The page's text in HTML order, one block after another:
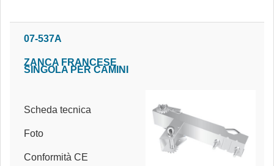
07-537A
ZANCA FRANCESE
SINGOLA PER CAMINI
Scheda tecnica
Foto
Conformità CE